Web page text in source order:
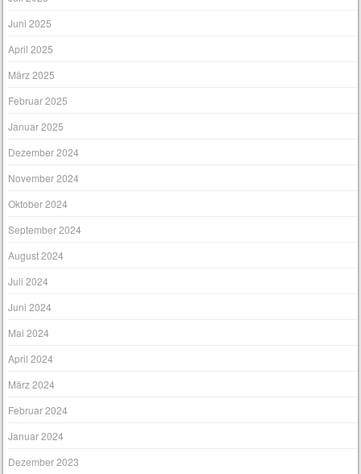
Juni 2025
April 2025
März 2025
Februar 2025
Januar 2025
Dezember 2024
November 2024
Oktober 2024
September 2024
August 2024
Juli 2024
Juni 2024
Mai 2024
April 2024
März 2024
Februar 2024
Januar 2024
Dezember 2023